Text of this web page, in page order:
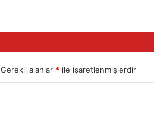
Gerekli alanlar * ile işaretlenmişlerdir